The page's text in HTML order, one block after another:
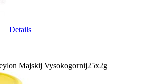
Details
Majskij Vysokogornij25x2g